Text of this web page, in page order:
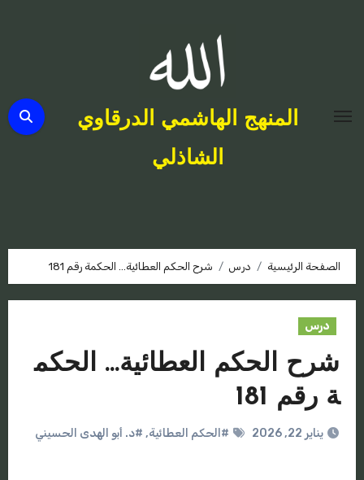
المنهج الهاشمي الدرقاوي
الشاذلي
الصفحة الرئيسية درس شرح الحكم العطائية… الحكمة رقم 181
درس
شرح الحكم العطائية… الحكم
ة رقم 181
يناير 22, 2026 #الحكم العطائية, #د. أبو الهدى الحسيني